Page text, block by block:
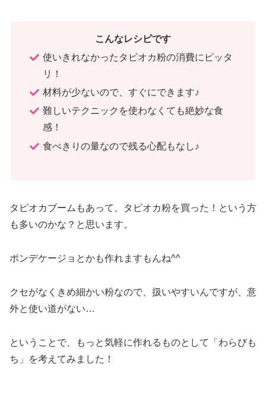
こんなレシピです
使いきれなかったタピオカ粉の消費にピッタ
リ！
材料が少ないので、すぐにできます♪
難しいテクニックを使わなくても絶妙な食
感！
食べきりの量なので残る心配もなし♪
タピオカブームもあって、タピオカ粉を買った！という方
も多いのかな？と思います。
ポンデケージョとかも作れますもんね^^
クセがなくきめ細かい粉なので、扱いやすいんですが、意
外と使い道がない…
ということで、もっと気軽に作れるものとして「わらびも
ち」を考えてみました！